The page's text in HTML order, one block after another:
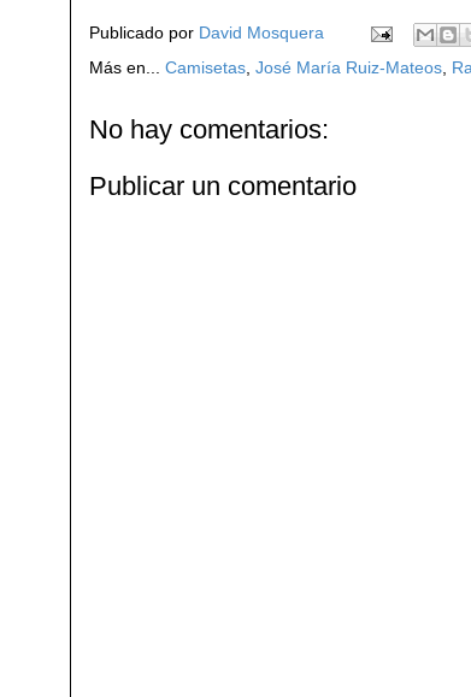
Publicado por David Mosquera
Más en... Camisetas José María Ruiz-Mateos
No hay comentarios:
Publicar un comentario